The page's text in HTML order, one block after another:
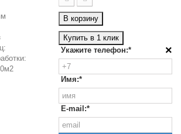
В корзину
Купить в 1 клик
×
Укажите телефон:*
Имя:*
E-mail:*